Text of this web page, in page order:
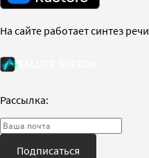
На сайте работает синтез речи
Рассылка:
Подписаться